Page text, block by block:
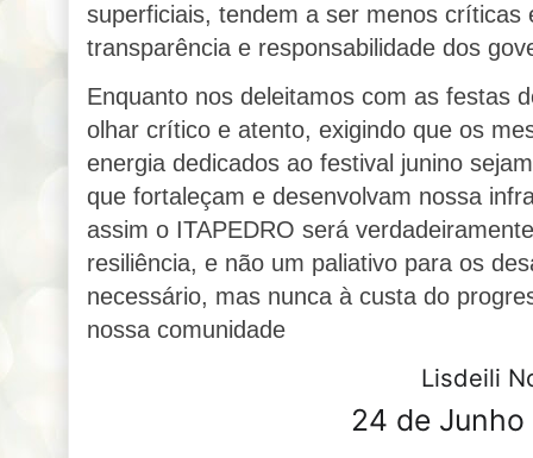
superficiais, tendem a ser menos críticas
transparência e responsabilidade dos
Enquanto nos deleitamos com as festas
olhar crítico e atento, exigindo que os
energia dedicados ao festival junino
que fortaleçam e desenvolvam nossa
assim o ITAPEDRO será
resiliência, e não um paliativo para os
necessário, mas nunca à custa do
nossa comunidade
Lisdeili
24 de